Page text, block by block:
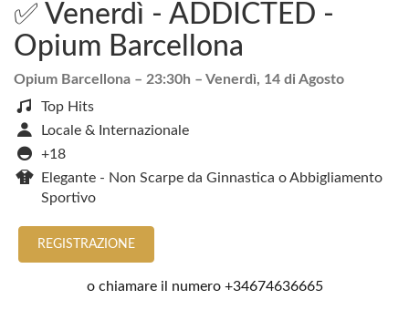
✅ Venerdì - ADDICTED -
Opium Barcellona
Opium Barcellona – 23:30h – Venerdì, 14 di Agosto
Top Hits
Locale & Internazionale
+18
Elegante - Non Scarpe da Ginnastica o Abbigliamento
Sportivo
REGISTRAZIONE
o chiamare il numero +34674636665